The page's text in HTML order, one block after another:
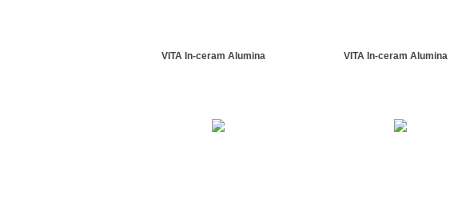
VITA In-ceram Alumina VITA In-ceram Alumina